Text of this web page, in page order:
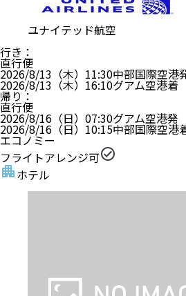
ユナイテッド航空
行き ：
直行便
2026/8/13（木） 11:30中部国際空港
2026/8/13（木） 16:10グアム空港着
帰り ：
直行便
2026/8/16（日） 07:30グアム空港発
2026/8/16（日） 10:15中部国際空港
エコノミー
フライトアレンジ可
ホテル